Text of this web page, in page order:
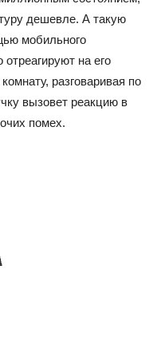
дешевле. А такую
мобильного
на его
разговаривая по
вызовет реакцию в
помех.